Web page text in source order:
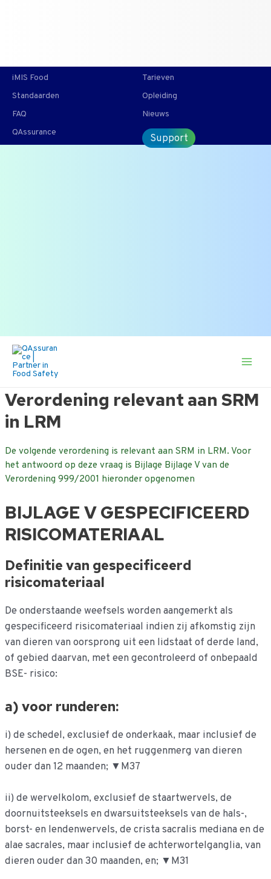
iMIS Food
Tarieven
Standaarden
Opleiding
FAQ
Nieuws
QAssurance
Support
Waar ligt de grens van
naar
Verordening relevant aan SRM
in LRM
De volgende verordening is relevant aan SRM in LRM. Voor
het antwoord op deze vraag is Bijlage Bijlage V van de
Verordening 999/2001 hieronder opgenomen
BIJLAGE VGESPECIFICEERD
RISICOMATERIAAL
Definitie van gespecificeerd
risicomateriaal
De onderstaande weefsels worden aangemerkt als
gespecificeerd risicomateriaal indien zij afkomstig zijn
van dieren van oorsprong uit een lidstaat of derde land,
of gebied daarvan, met een gecontroleerd of onbepaald
BSE- risico:
a) voor runderen:
i) de schedel, exclusief de onderkaak, maar inclusief de
hersenen en de ogen, en het ruggenmerg van dieren
ouder dan 12 maanden; ▼M37
ii) de wervelkolom, exclusief de staartwervels, de
doornuitsteeksels en dwarsuitsteeksels van de hals-,
borst- en lendenwervels, de crista sacralis mediana en de
alae sacrales, maar inclusief de achterwortelganglia, van
dieren ouder dan 30 maanden, en; ▼M31